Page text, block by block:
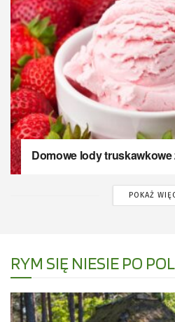
Domowe lody
POKAŻ
RYM SIĘ NIESIE PO